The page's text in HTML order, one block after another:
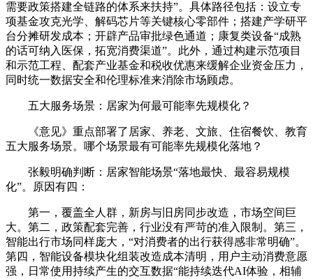
需要政策搭建全链路的体系来扶持”。具体路径包括：设立专
项基金攻克光学、解码芯片等关键核心零部件；搭建产学研平
台分摊研发成本；开辟产品审批绿色通道；康复类设备“成熟
的话可纳入医保，拓宽消费渠道”。此外，通过构建示范项目
和示范工程、配套产业基金和税收优惠来缓解企业资金压力，
同时统一数据安全和伦理标准来消除市场顾虑。
五大服务场景：居家为何最可能率先规模化？
《意见》重点部署了居家、养老、文旅、住宿餐饮、教育
五大服务场景。哪个场景最有可能率先规模化落地？
张毅明确判断：居家智能场景“落地最快、最容易规模
化”。原因有四：
第一，覆盖全人群，新房与旧房同步改造，市场空间巨
大。第二，政策配套完善，行业没有严苛的准入限制。第三，
智能出行市场同样庞大，“对消费者的出行获得感非常明确”。
第四，智能设备模块化组装改造成本清明，用户主动消费意愿
强，日常使用持续产生的交互数据“能持续迭代AI体验，相辅